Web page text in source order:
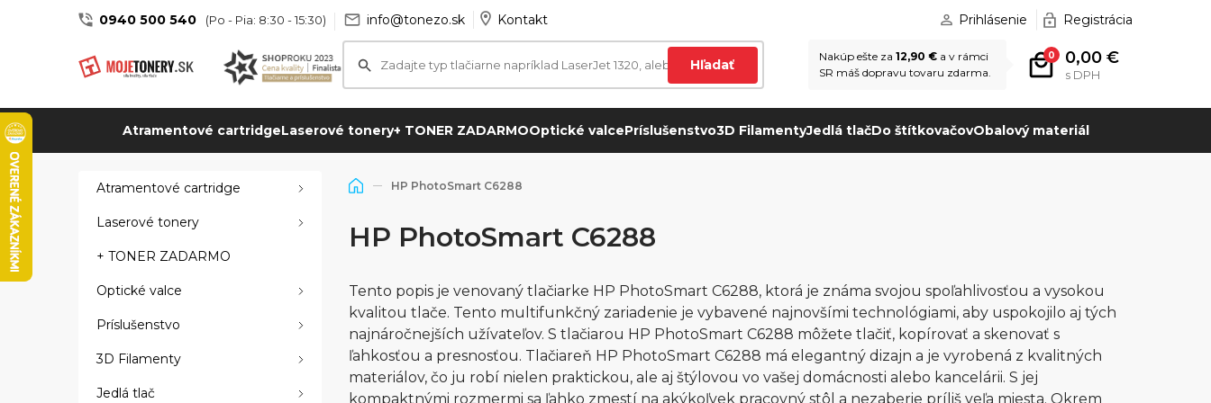
0940 500 540 (Po - Pia: 8:30 - 15:30) info@tonezo.sk Kontakt Prihlásenie Registrácia
Hľadať
0 0,00 €
s DPH
Nakúp ešte za 12,90 € a v rámci
SR máš dopravu tovaru zdarma.
Atramentové cartridgeLaserové tonery+ TONER ZADARMOOptické valcePríslušenstvo3D FilamentyJedlá tlačDo štítkovačovObalový materiál
Atramentové cartridge
Laserové tonery
+ TONER ZADARMO
Optické valce
Príslušenstvo
3D Filamenty
Jedlá tlač
HP PhotoSmart C6288
HP PhotoSmart C6288
Tento popis je venovaný tlačiarke HP PhotoSmart C6288, ktorá je známa svojou spoľahlivosťou a vysokou
kvalitou tlače. Tento multifunkčný zariadenie je vybavené najnovšími technológiami, aby uspokojilo aj tých
najnáročnejších užívateľov. S tlačiarou HP PhotoSmart C6288 môžete tlačiť, kopírovať a skenovať s
ľahkosťou a presnosťou. Tlačiareň HP PhotoSmart C6288 má elegantný dizajn a je vyrobená z kvalitných
materiálov, čo ju robí nielen praktickou, ale aj štýlovou vo vašej domácnosti alebo kancelárii. S jej
kompaktnými rozmermi sa ľahko zmestí na akýkoľvek pracovný stôl a nezaberie príliš veľa miesta. Okrem